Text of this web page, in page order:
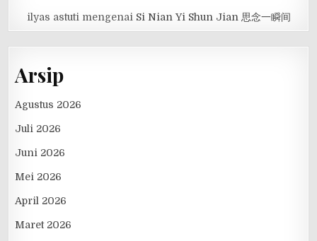
ilyas astuti mengenai Si Nian Yi Shun Jian 思念一瞬间
Arsip
Agustus 2026
Juli 2026
Juni 2026
Mei 2026
April 2026
Maret 2026